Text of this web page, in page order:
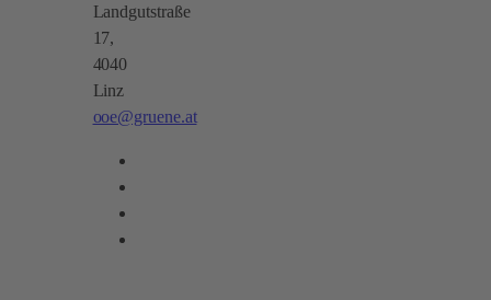
Landgutstraße
17,
4040
Linz
ooe@gruene.at